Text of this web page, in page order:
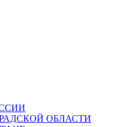
ОБЛАСТИ